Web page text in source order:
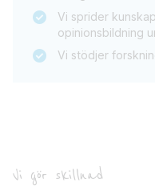
Vi sprider
opinionsbildning
Vi stödjer
Vi gör skillnad